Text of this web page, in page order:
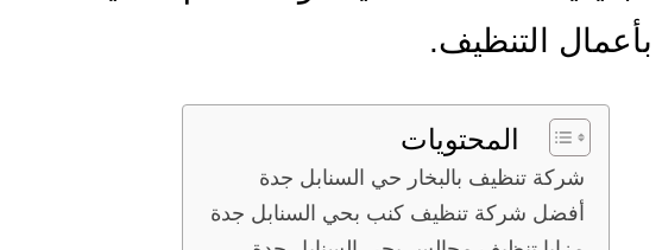
بأعمال التنظيف.
المحتويات
شركة تنظيف بالبخار حي السنابل جدة
أفضل شركة تنظيف كنب بحي السنابل جدة